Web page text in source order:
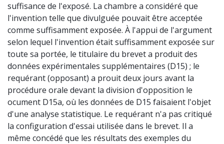
suffisance de l'exposé. La chambre a considéré que
l'invention telle que divulguée pouvait être acceptée
comme suffisamment exposée. À l'appui de l'argument
selon lequel l'invention était suffisamment exposée sur
toute sa portée, le titulaire du brevet a produit des
données expérimentales supplémentaires (D15) ; le
requérant (opposant) a prouit deux jours avant la
procédure orale devant la division d'opposition le
ocument D15a, où les données de D15 faisaient l'objet
d'une analyse statistique. Le requérant n'a pas critiqué
la configuration d'essai utilisée dans le brevet. Il a
même concédé que les résultats des exemples du